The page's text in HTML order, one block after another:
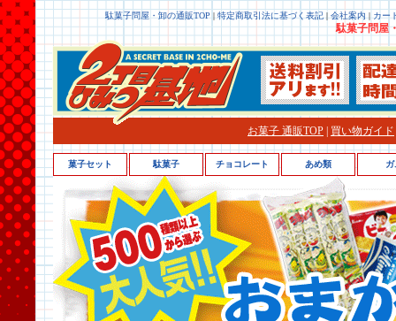
駄菓子問屋・卸の通販TOP | 特定商取引法に基づく表記 | 会社案内 | カー
駄菓子問屋
お菓子 通販TOP 買い物ガイド